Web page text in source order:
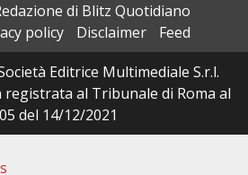
di Blitz Quotidiano
policy Disclaimer
Feed
Editrice Multimediale S.r.l.
al Tribunale di Roma al
del 14/12/2021